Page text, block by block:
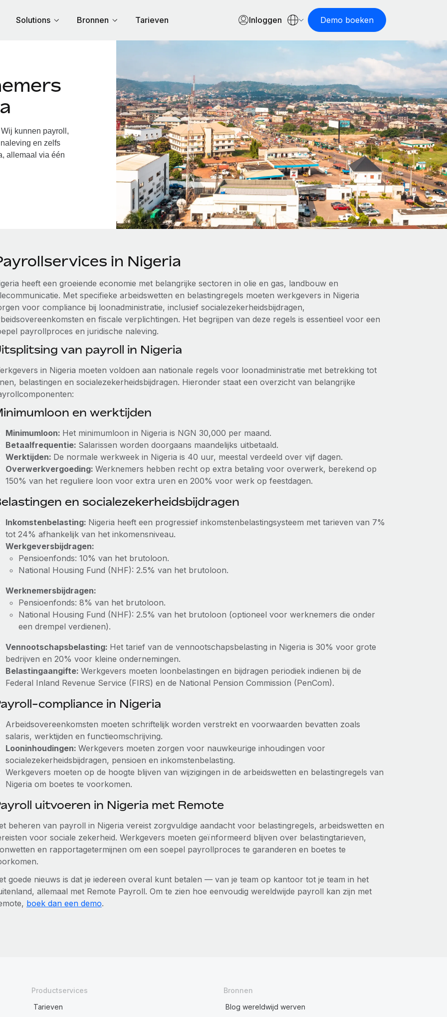
Solutions Bronnen Tarieven Inloggen Demo boeken
kunnen payroll,
en zelfs
allemaal via één
in Nigeria
heeft een groeiende economie met belangrijke sectoren in olie en gas, landbouw en
Met specifieke arbeidswetten en belastingregels moeten werkgevers in Nigeria
voor compliance bij loonadministratie, inclusief socialezekerheidsbijdragen,
en fiscale verplichtingen. Het begrijpen van deze regels is essentieel voor een
payrollproces en juridische naleving.
van payroll in Nigeria
in Nigeria moeten voldoen aan nationale regels voor loonadministratie met betrekking tot
belastingen en socialezekerheidsbijdragen. Hieronder staat een overzicht van belangrijke
en werktijden
Minimumloon: Het minimumloon in Nigeria is NGN 30,000 per maand.
Betaalfrequentie: Salarissen worden doorgaans maandelijks uitbetaald.
Werktijden: De normale werkweek in Nigeria is 40 uur, meestal verdeeld over vijf dagen.
Overwerkvergoeding: Werknemers hebben recht op extra betaling voor overwerk, berekend op
150% van het reguliere loon voor extra uren en 200% voor werk op feestdagen.
en socialezekerheidsbijdragen
Inkomstenbelasting: Nigeria heeft een progressief inkomstenbelastingsysteem met tarieven van 7%
tot 24% afhankelijk van het inkomensniveau.
Werkgeversbijdragen:
Pensioenfonds: 10% van het brutoloon.
National Housing Fund (NHF): 2.5% van het brutoloon.
Werknemersbijdragen:
Pensioenfonds: 8% van het brutoloon.
National Housing Fund (NHF): 2.5% van het brutoloon (optioneel voor werknemers die onder
een drempel verdienen).
Vennootschapsbelasting: Het tarief van de vennootschapsbelasting in Nigeria is 30% voor grote
bedrijven en 20% voor kleine ondernemingen.
Belastingaangifte: Werkgevers moeten loonbelastingen en bijdragen periodiek indienen bij de
Federal Inland Revenue Service (FIRS) en de National Pension Commission (PenCom).
compliance in Nigeria
Arbeidsovereenkomsten moeten schriftelijk worden verstrekt en voorwaarden bevatten zoals
salaris, werktijden en functieomschrijving.
Looninhoudingen: Werkgevers moeten zorgen voor nauwkeurige inhoudingen voor
socialezekerheidsbijdragen, pensioen en inkomstenbelasting.
Werkgevers moeten op de hoogte blijven van wijzigingen in de arbeidswetten en belastingregels van
Nigeria om boetes te voorkomen.
uitvoeren in Nigeria met Remote
beheren van payroll in Nigeria vereist zorgvuldige aandacht voor belastingregels, arbeidswetten en
voor sociale zekerheid. Werkgevers moeten geïnformeerd blijven over belastingtarieven,
en rapportagetermijnen om een soepel payrollproces te garanderen en boetes te
goede nieuws is dat je iedereen overal kunt betalen — van je team op kantoor tot je team in het
allemaal met Remote Payroll. Om te zien hoe eenvoudig wereldwijde payroll kan zijn met
boek dan een demo.
Productservices
Tarieven
Bronnen
Blog wereldwijd werven